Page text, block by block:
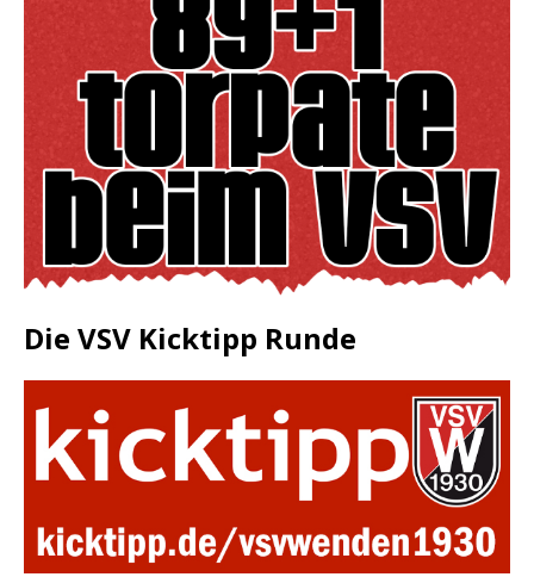
Die VSV Kicktipp Runde